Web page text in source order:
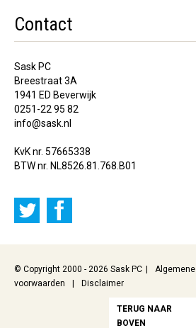
Contact
Sask PC
Breestraat 3A
1941 ED Beverwijk
0251-22 95 82
info@sask.nl
KvK nr. 57665338
BTW nr. NL8526.81.768.B01
© Copyright 2000 - 2026 Sask PC
Algemene
voorwaarden
Disclaimer
TERUG NAAR
BOVEN